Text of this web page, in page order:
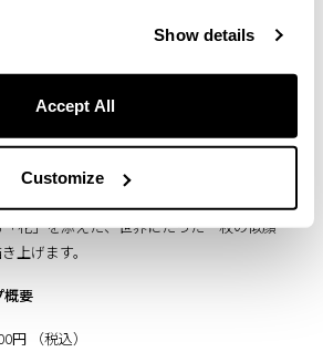
Show details
Accept All
Customize
年6月1日（月）〜8月30日（日）に展示中の
ワークショップを開催いたします。ライブ
た作品は、展示期間中「UNWIND
花」を添えた、世界にたった一枚の似顔
上げます。
概要
円 （税込）